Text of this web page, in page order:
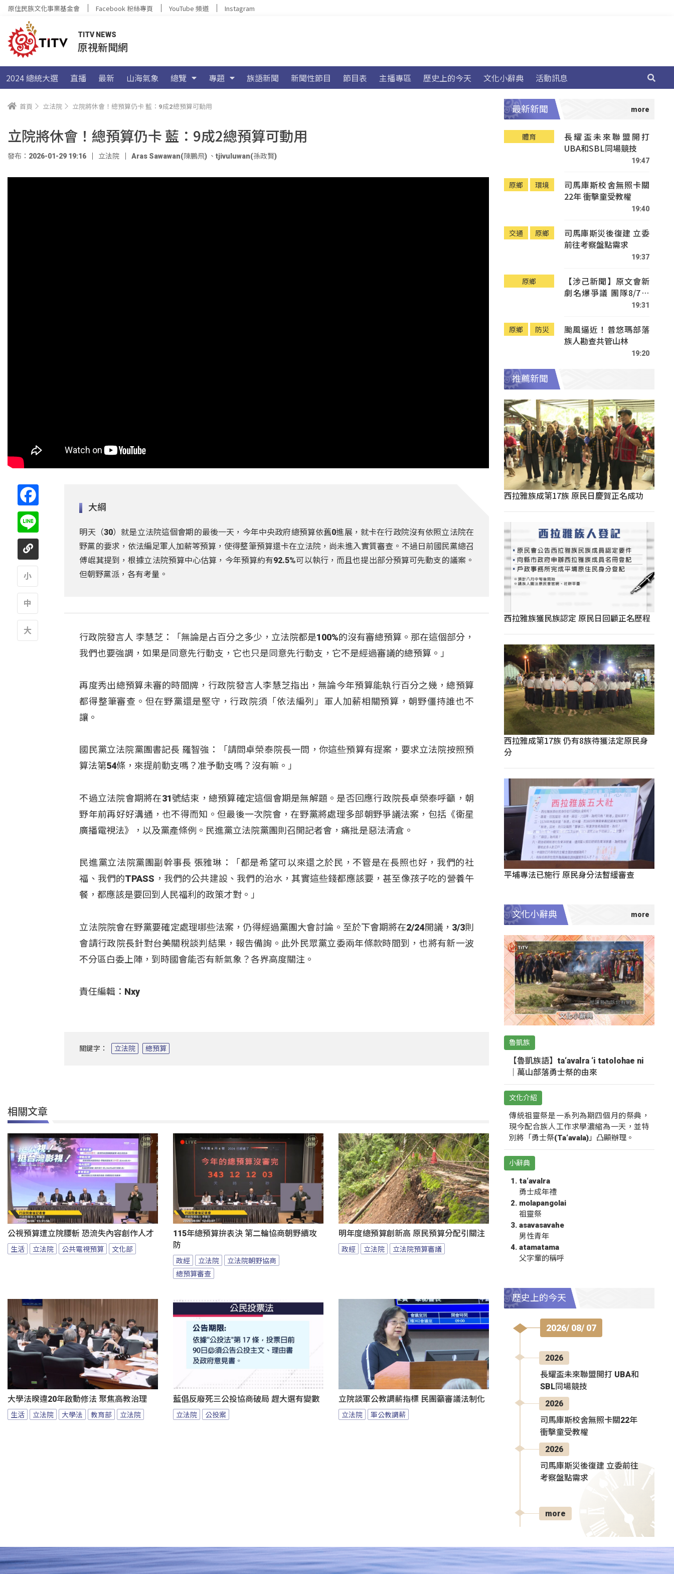
原住民族文化事業基金會 Facebook 粉絲專頁 YouTube 頻道 Instagram
TITV NEWS
原視新聞網
2024 總統大選 直播 最新 山海氣象 總覽 專題 族語新聞 新聞性節目 節目表 主播專區 歷史上的今天 文化小辭典 活動訊息
首頁 立法院 立院將休會！總預算仍卡 藍：9成2總預算可動用
立院將休會！總預算仍卡 藍：9成2總預算可動用
發布：2026-01-29 19:16 立法院 Aras Sawawan(陳鵬飛) 、 tjivuluwan(孫政賢)
大綱
明天（30）就是立法院這個會期的最後一天，今年中央政府總預算依舊0進展，就卡在行政院沒有依照立法院在
野黨的要求，依法編足軍人加薪等預算，使得整筆預算還卡在立法院，尚未進入實質審查。不過日前國民黨總召
傅崐萁提到，根據立法院預算中心估算，今年預算約有92.5%可以執行，而且也提出部分預算可先動支的議案。
但朝野黨派，各有考量。
行政院發言人 李慧芝：「無論是占百分之多少，立法院都是100%的沒有審總預算。那在這個部分，
我們也要強調，如果是同意先行動支，它也只是同意先行動支，它不是經過審議的總預算。」
再度秀出總預算未審的時間牌，行政院發言人李慧芝指出，無論今年預算能執行百分之幾，總預算
都得整筆審查。但在野黨還是堅守，行政院須「依法編列」軍人加薪相關預算，朝野僵持誰也不
讓。
國民黨立法院黨團書記長 羅智強：「請問卓榮泰院長一問，你這些預算有提案，要求立法院按照預
算法第54條，來提前動支嗎？准予動支嗎？沒有嘛。」
不過立法院會期將在31號結束，總預算確定這個會期是無解題。是否回應行政院長卓榮泰呼籲，朝
野年前再好好溝通，也不得而知。但最後一次院會，在野黨將處理多部朝野爭議法案，包括《衛星
廣播電視法》，以及黨產條例。民進黨立法院黨團則召開記者會，痛批是惡法清倉。
民進黨立法院黨團副幹事長 張雅琳：「都是希望可以來還之於民，不管是在長照也好，我們的社
福、我們的TPASS，我們的公共建設、我們的治水，其實這些錢都應該要，甚至像孩子吃的營養午
餐，都應該是要回到人民福利的政策才對。」
立法院院會在野黨要確定處理哪些法案，仍得經過黨團大會討論。至於下會期將在2/24開議，3/3則
會請行政院長針對台美關稅談判結果，報告備詢。此外民眾黨立委兩年條款時間到，也將有新一波
不分區白委上陣，到時國會能否有新氣象？各界高度關注。
責任編輯：Nxy
關鍵字： 立法院 總預算
相關文章
公視預算遭立院腰斬 恐流失內容創作人才
生活 立法院 公共電視預算 文化部
115年總預算拚表決 第二輪協商朝野續攻
防
政經 立法院
立法院朝野協商
總預算審查
明年度總預算創新高 原民預算分配引關注
政經 立法院 立法院預算審議
大學法暌違20年啟動修法 聚焦高教治理
生活 立法院 大學法 教育部 立法院
藍倡反廢死三公投協商破局 趕大選有變數
立法院 公投案
立院談軍公教調薪指標 民團籲審議法制化
立法院 軍公教調薪
最新新聞
體育
長耀盃未來聯盟開打
UBA和SBL同場競技
19:47
原鄉 環境
司馬庫斯校舍無照卡關
22年 衝擊童受教權
19:40
交通 原鄉
司馬庫斯災後復建 立委
前往考察盤點需求
19:37
原鄉
【涉己新聞】原文會新
劇名爆爭議 團隊8/7赴
19:31
原鄉 防災
颱風逼近！普悠瑪部落
族人勘查共管山林
19:20
推薦新聞
西拉雅族成第17族 原民日慶賀正名成功
西拉雅族獲民族認定 原民日回顧正名歷程
西拉雅成第17族 仍有8族待獲法定原民身
分
平埔專法已施行 原民身分法暫緩審查
文化小辭典
魯凱族
【魯凱族語】ta‘avalra ‘i tatolohae ni
｜萬山部落勇士祭的由來
文化介紹
傳統祖靈祭是一系列為期四個月的祭典，
現今配合族人工作求學濃縮為一天，並特
別將「勇士祭(Ta‘avala)」凸顯辦理。
小辭典
ta‘avalra
勇士成年禮
molapangolai
祖靈祭
asavasavahe
男性青年
atamatama
父字輩的稱呼
歷史上的今天
2026/ 08/ 07
2026
長耀盃未來聯盟開打 UBA和
SBL同場競技
2026
司馬庫斯校舍無照卡關22年
衝擊童受教權
2026
司馬庫斯災後復建 立委前往
考察盤點需求
more